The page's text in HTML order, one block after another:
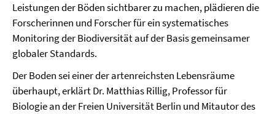
Leistungen der Böden sichtbarer zu machen, plädieren die
Forscherinnen und Forscher für ein systematisches
Monitoring der Biodiversität auf der Basis gemeinsamer
globaler Standards.
Der Boden sei einer der artenreichsten Lebensräume
überhaupt, erklärt Dr. Matthias Rillig, Professor für
Biologie an der Freien Universität Berlin und Mitautor des